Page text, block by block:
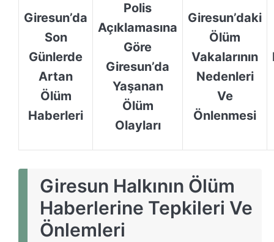
Giresun’da
Son
Günlerde
Artan
Ölüm
Haberleri
Polis
Açıklamasına
Göre
Giresun’da
Yaşanan
Ölüm
Olayları
Giresun’daki
Ölüm
Vakalarının
Nedenleri
Ve
Önlenmesi
Giresun Halkının Ölüm
Haberlerine Tepkileri Ve
Önlemleri